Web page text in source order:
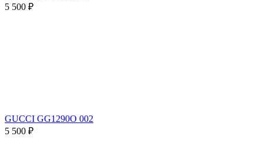
5 500 ₽
GUCCI GG1290O 002
5 500 ₽